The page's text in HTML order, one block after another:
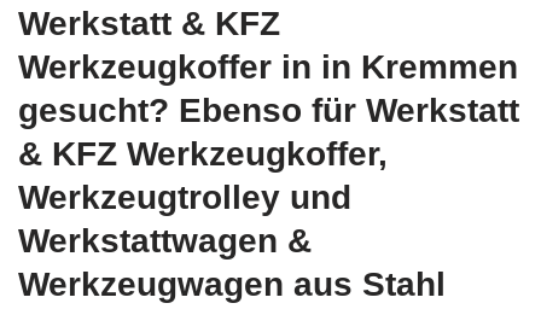
Werkstatt & KFZ
Werkzeugkoffer in in Kremmen
gesucht? Ebenso für Werkstatt
& KFZ Werkzeugkoffer,
Werkzeugtrolley und
Werkstattwagen &
Werkzeugwagen aus Stahl